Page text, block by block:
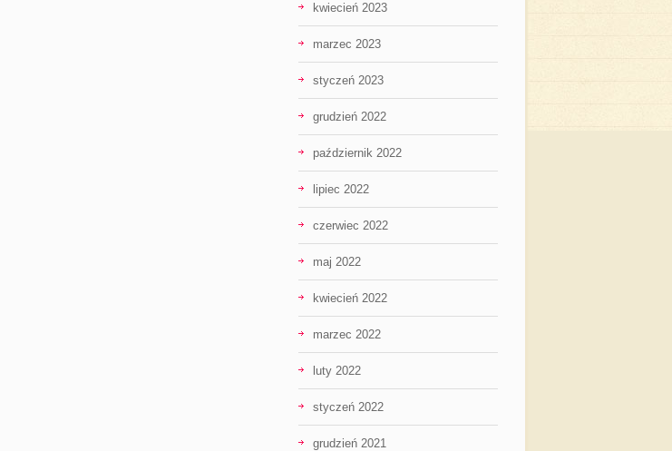
kwiecień 2023
marzec 2023
styczeń 2023
grudzień 2022
październik 2022
lipiec 2022
czerwiec 2022
maj 2022
kwiecień 2022
marzec 2022
luty 2022
styczeń 2022
grudzień 2021